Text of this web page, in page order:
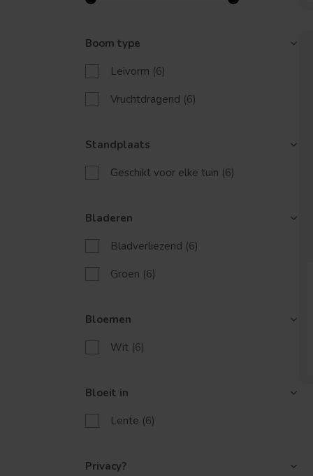
Boom type
Leivorm (6)
Vruchtdragend (6)
Standplaats
Geschikt voor elke tuin (6)
Bladeren
Bladverliezend (6)
Groen (6)
Bloemen
Wit (6)
Bloeit in
Lente (6)
Privacy?